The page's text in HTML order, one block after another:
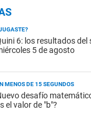
6: los resultados del
5 de agosto
MENOS DE 15 SEGUNDOS
desafío
el valor de "b"?